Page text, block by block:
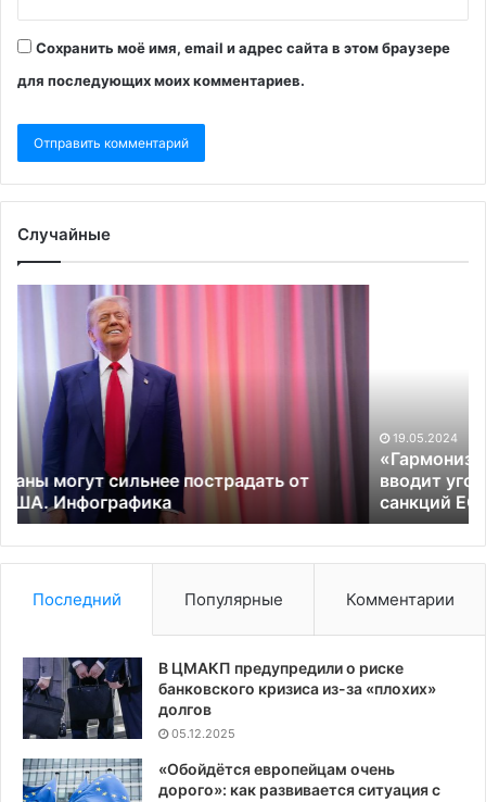
Сохранить моё имя, email и адрес сайта в этом браузере
для последующих моих комментариев.
Случайные
«Гармонизация
наказаний»:
Брюссель
вводит
уголовную
ответственность
за
обход
санкций
ЕС
19.05.2024
«Гармонизация наказаний»: почему Брюссель
вводит уголовную ответственность за обход
санкций ЕС
Последний Популярные Комментарии
В ЦМАКП предупредили о риске
банковского кризиса из-за «плохих»
долгов
05.12.2025
«Обойдётся европейцам очень
дорого»: как развивается ситуация с